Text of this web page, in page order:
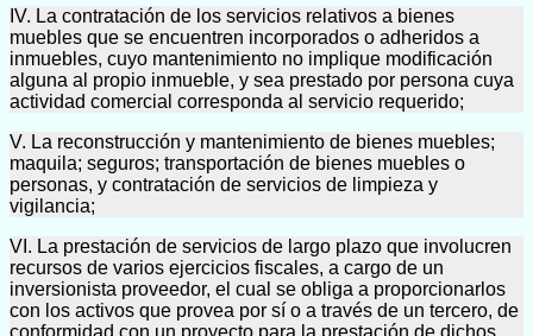
IV. La contratación de los servicios relativos a bienes
muebles que se encuentren incorporados o adheridos a
inmuebles, cuyo mantenimiento no implique modificación
alguna al propio inmueble, y sea prestado por persona cuya
actividad comercial corresponda al servicio requerido;
V. La reconstrucción y mantenimiento de bienes muebles;
maquila; seguros; transportación de bienes muebles o
personas, y contratación de servicios de limpieza y
vigilancia;
VI. La prestación de servicios de largo plazo que involucren
recursos de varios ejercicios fiscales, a cargo de un
inversionista proveedor, el cual se obliga a proporcionarlos
con los activos que provea por sí o a través de un tercero, de